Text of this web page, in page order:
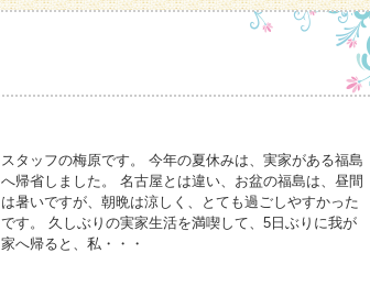
スタッフの梅原です。 今年の夏休みは、実家がある福島
へ帰省しました。 名古屋とは違い、お盆の福島は、昼間
は暑いですが、朝晩は涼しく、とても過ごしやすかった
です。 久しぶりの実家生活を満喫して、5日ぶりに我が
家へ帰ると、私・・・